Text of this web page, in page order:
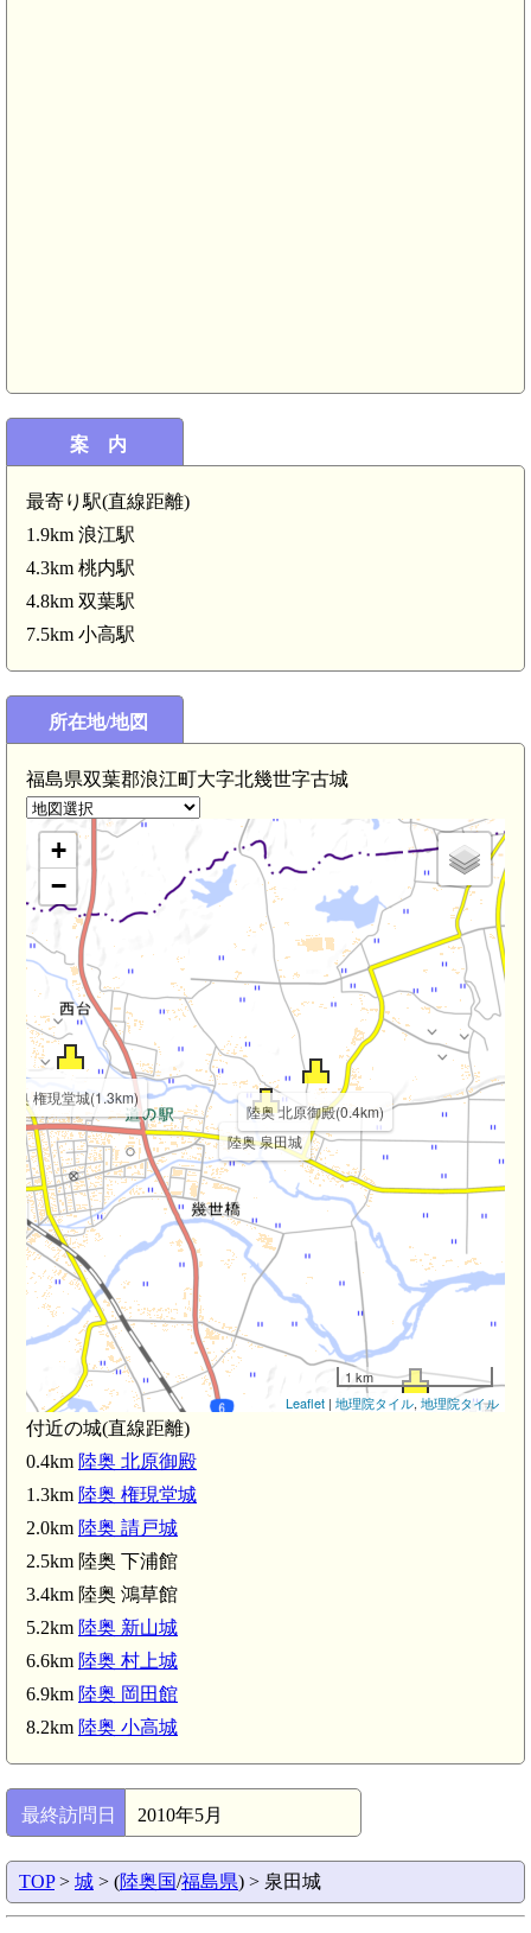
案 内
最寄り駅(直線距離)
1.9km 浪江駅
4.3km 桃内駅
4.8km 双葉駅
7.5km 小高駅
所在地/地図
福島県双葉郡浪江町大字北幾世字古城
双葉駅(4.8km)
陸奥 泉田城
陸奥 北原御殿(0.4km)
陸奥 権現堂城(1.3km)
陸奥 下浦館(2.5km)
+
−
1 km
Leaflet | 地理院タイル, 地理院タイル
付近の城(直線距離)
0.4km 陸奥 北原御殿
1.3km 陸奥 権現堂城
2.0km 陸奥 請戸城
2.5km 陸奥 下浦館
3.4km 陸奥 鴻草館
5.2km 陸奥 新山城
6.6km 陸奥 村上城
6.9km 陸奥 岡田館
8.2km 陸奥 小高城
最終訪問日 2010年5月
TOP> 城 > (陸奥国/福島県) > 泉田城